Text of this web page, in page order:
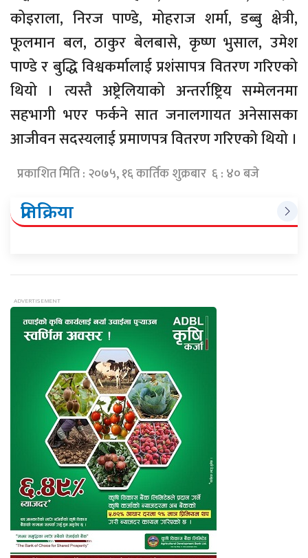
कोइराला, निरज पाण्डे, मोहराज शर्मा, डब्बु क्षेत्री,
फूलमान बल, ठाकुर बेलबासे, कृष्ण भुसाल, उमेश
पाण्डे र बुद्धि विश्वकर्मालाई प्रशंसापत्र वितरण गरिएको
थियो । त्यस्तै अष्ट्रेलियाको अन्तर्राष्ट्रिय सम्मेलनमा
सहभागी भएर फर्कने सात जनालगायत अनेसासका
आजीवन सदस्यलाई प्रमाणपत्र वितरण गरिएको थियो ।
प्रकाशित मिति : २०७५, १६ कार्तिक शुक्रबार ६ : ४० बजे
प्रतिक्रिया